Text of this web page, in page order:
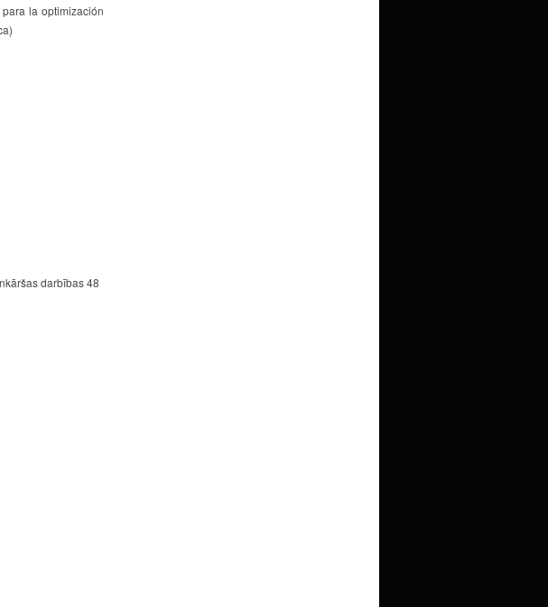
la optimización
darbības 48